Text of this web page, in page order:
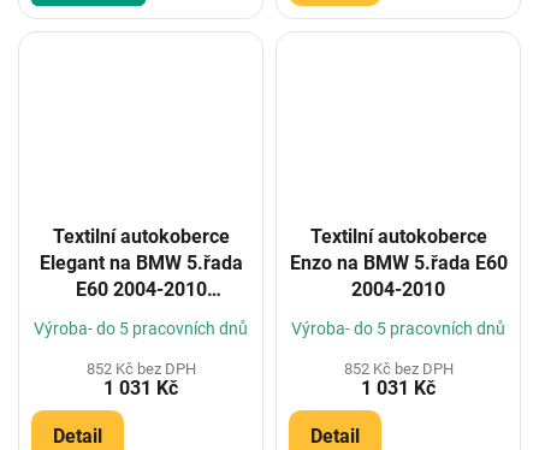
Textilní autokoberce
Elegant na BMW 5.řada
E60 2004-2010
(Konfigurátor)
Výroba- do 5 pracovních dnů
852 Kč bez DPH
1 031 Kč
Detail
Textilní autokoberce
Enzo na BMW 5.řada E60
2004-2010
Výroba- do 5 pracovních dnů
852 Kč bez DPH
1 031 Kč
Detail